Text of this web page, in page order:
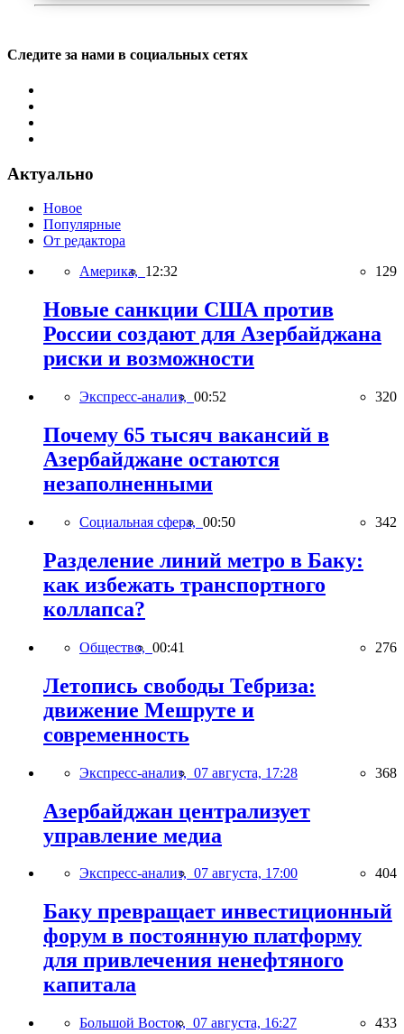
Следите за нами в социальных сетях
Актуально
Новое
Популярные
От редактора
Америка, 12:32 129
Новые санкции США против
России создают для Азербайджана
риски и возможности
Экспресс-анализ, 00:52 320
Почему 65 тысяч вакансий в
Азербайджане остаются
незаполненными
Социальная сфера, 00:50 342
Разделение линий метро в Баку:
как избежать транспортного
коллапса?
Общество, 00:41 276
Летопись свободы Тебриза:
движение Мешруте и
современность
Экспресс-анализ, 07 августа, 17:28 368
Азербайджан централизует
управление медиа
Экспресс-анализ, 07 августа, 17:00 404
Баку превращает инвестиционный
форум в постоянную платформу
для привлечения ненефтяного
капитала
Большой Восток, 07 августа, 16:27 433